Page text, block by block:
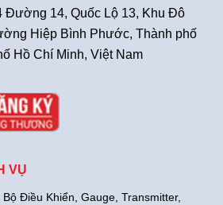
Đường 14, Quốc Lộ 13, Khu Đô
Hiệp Bình Phước, Thành phố
Hồ Chí Minh, Việt Nam
VỤ
Điều Khiển, Gauge, Transmitter,